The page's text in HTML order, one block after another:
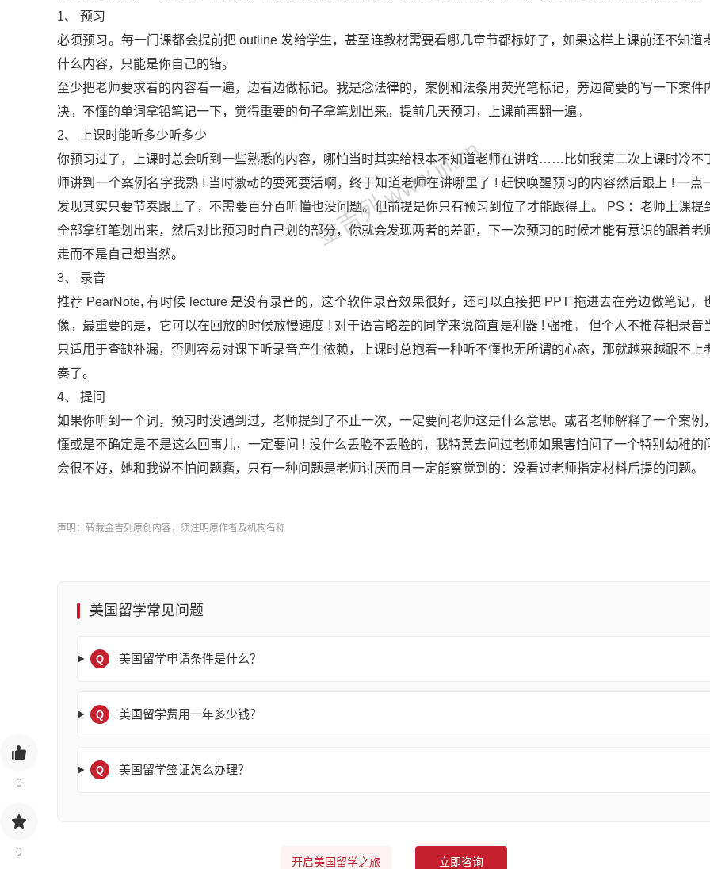
0
0
1、 预习
必须预习。每一门课都会提前把 outline 发给学生，甚至连教材需要看哪几章节都标好了，如果这样上课前还不知道
什么内容，只能是你自己的错。
至少把老师要求看的内容看一遍，边看边做标记。我是念法律的，案例和法条用荧光笔标记，旁边简要的写一下案件
决。不懂的单词拿铅笔记一下，觉得重要的句子拿笔划出来。提前几天预习，上课前再翻一遍。
2、 上课时能听多少听多少
你预习过了，上课时总会听到一些熟悉的内容，哪怕当时其实给根本不知道老师在讲啥……比如我第二次上课时冷不
师讲到一个案例名字我熟 ! 当时激动的要死要活啊，终于知道老师在讲哪里了 ! 赶快唤醒预习的内容然后跟上 ! 一点
发现其实只要节奏跟上了，不需要百分百听懂也没问题。但前提是你只有预习到位了才能跟得上。 PS ：老师上课提
全部拿红笔划出来，然后对比预习时自己划的部分，你就会发现两者的差距，下一次预习的时候才能有意识的跟着老
走而不是自己想当然。
3、 录音
推荐 PearNote, 有时候 lecture 是没有录音的，这个软件录音效果很好，还可以直接把 PPT 拖进去在旁边做笔记，
像。最重要的是，它可以在回放的时候放慢速度 ! 对于语言略差的同学来说简直是利器 ! 强推。 但个人不推荐把录音
只适用于查缺补漏，否则容易对课下听录音产生依赖，上课时总抱着一种听不懂也无所谓的心态，那就越来越跟不上
奏了。
4、 提问
如果你听到一个词，预习时没遇到过，老师提到了不止一次，一定要问老师这是什么意思。或者老师解释了一个案例
懂或是不确定是不是这么回事儿，一定要问 ! 没什么丢脸不丢脸的，我特意去问过老师如果害怕问了一个特别幼稚的
会很不好，她和我说不怕问题蠢，只有一种问题是老师讨厌而且一定能察觉到的：没看过老师指定材料后提的问题。
金吉列 www.jjl.cn
声明：转载金吉列原创内容，须注明原作者及机构名称
美国留学常见问题
Q 美国留学申请条件是什么？
Q 美国留学费用一年多少钱？
Q 美国留学签证怎么办理？
开启美国留学之旅 立即咨询